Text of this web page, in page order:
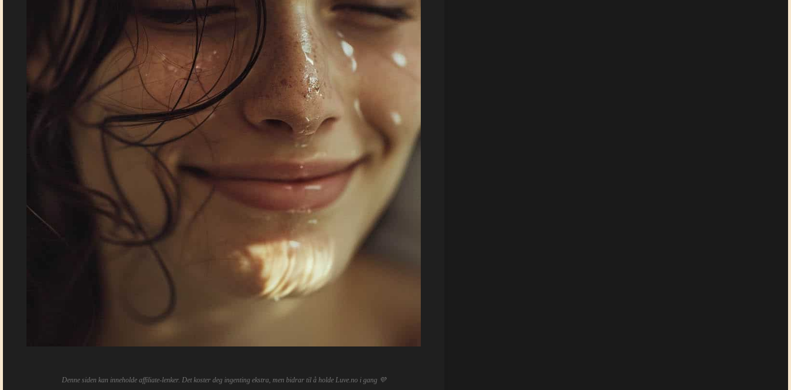
Denne siden kan inneholde affiliate-lenker. Det koster deg ingenting ekstra, men bidrar til å holde Luve.no i gang 💜